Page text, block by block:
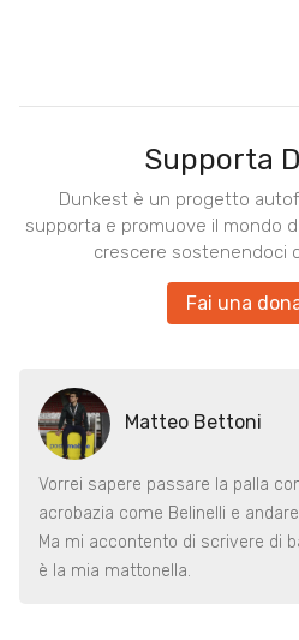
Supporta
Dunkest è un progetto
supporta e promuove il mondo
crescere sostenendoci
Fai una
Matteo Bettoni
Vorrei sapere passare la palla
acrobazia come Belinelli e
Ma mi accontento di scrivere di
è la mia mattonella.